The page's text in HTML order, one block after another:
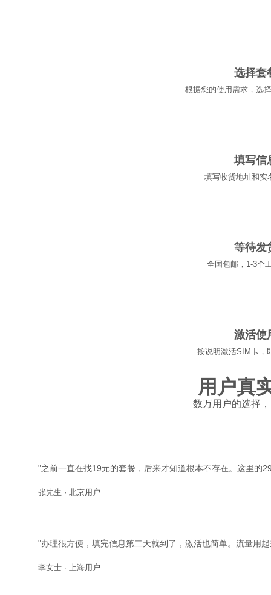
选择套
根据您的使用需求，选
填写信
填写收货地址和实
等待发
全国包邮，1-3个
激活使
按说明激活SIM卡，
用户真
数万用户的选择
"之前一直在找19元的套餐，后来才知道根本不存在。这里的
张先生 · 北京用户
"办理很方便，填完信息第二天就到了，激活也简单。流量用
李女士 · 上海用户